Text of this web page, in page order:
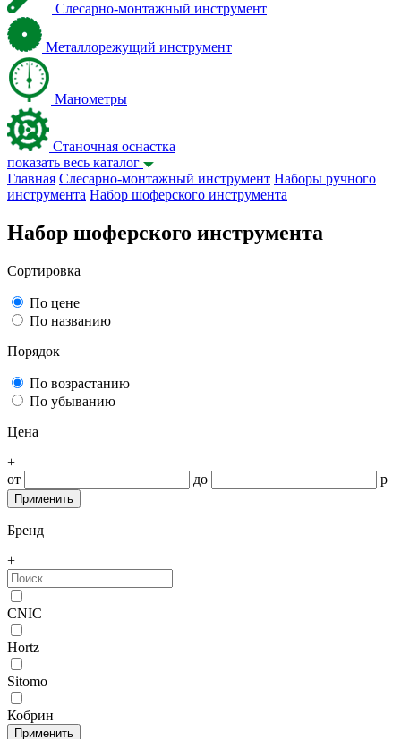
Слесарно-монтажный инструмент
Металлорежущий инструмент
Манометры
Станочная оснастка
показать весь каталог
Главная Слесарно-монтажный инструмент Наборы ручного
инструмента Набор шоферского инструмента
Набор шоферского инструмента
Сортировка
По цене
По названию
Порядок
По возрастанию
По убыванию
Цена
+
от
до р
Бренд
+
CNIC
Hortz
Sitomo
Кобрин